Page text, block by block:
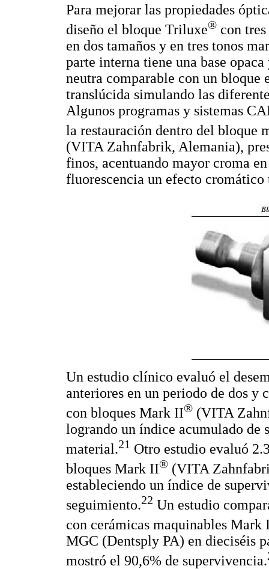
Para mejorar las propiedades
diseño el bloque Triluxe® con
en dos tamaños y en tres tonos
parte interna tiene una base
neutra comparable con un bloque
translúcida simulando las
Algunos programas y sistemas
la restauración dentro del bloque
(VITA Zahnfabrik, Alemania),
finos, acentuando mayor croma
fluorescencia un efecto
Un estudio clínico evaluó el
anteriores en un periodo de dos y
con bloques Mark II® (VITA
logrando un índice acumulado de
material.21 Otro estudio evaluó
bloques Mark II® (VITA
estableciendo un índice de
seguimiento.22 Un estudio
con cerámicas maquinables Mark
MGC (Dentsply PA) en dieciséis
mostró el 90,6% de supervivencia.